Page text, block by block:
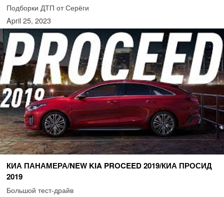
Подборки ДТП от Серёги
April 25, 2023
КИА ПАНАМЕРА/NEW KIA PROCEED 2019/КИА ПРОСИД
2019
Большой тест-драйв